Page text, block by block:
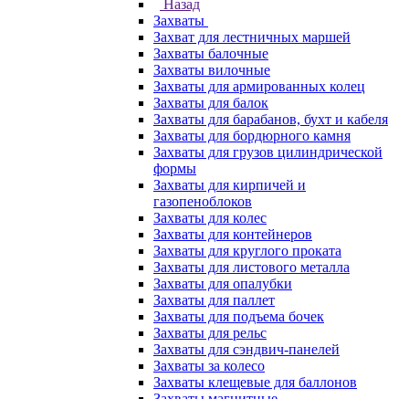
Назад
Захваты
Захват для лестничных маршей
Захваты балочные
Захваты вилочные
Захваты для армированных колец
Захваты для балок
Захваты для барабанов, бухт и кабеля
Захваты для бордюрного камня
Захваты для грузов цилиндрической
формы
Захваты для кирпичей и
газопеноблоков
Захваты для колес
Захваты для контейнеров
Захваты для круглого проката
Захваты для листового металла
Захваты для опалубки
Захваты для паллет
Захваты для подъема бочек
Захваты для рельс
Захваты для сэндвич-панелей
Захваты за колесо
Захваты клещевые для баллонов